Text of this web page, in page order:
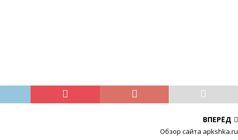
ВПЕРЁД
Обзор сайта apkshka.ru